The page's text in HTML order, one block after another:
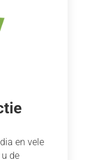
en vele
de